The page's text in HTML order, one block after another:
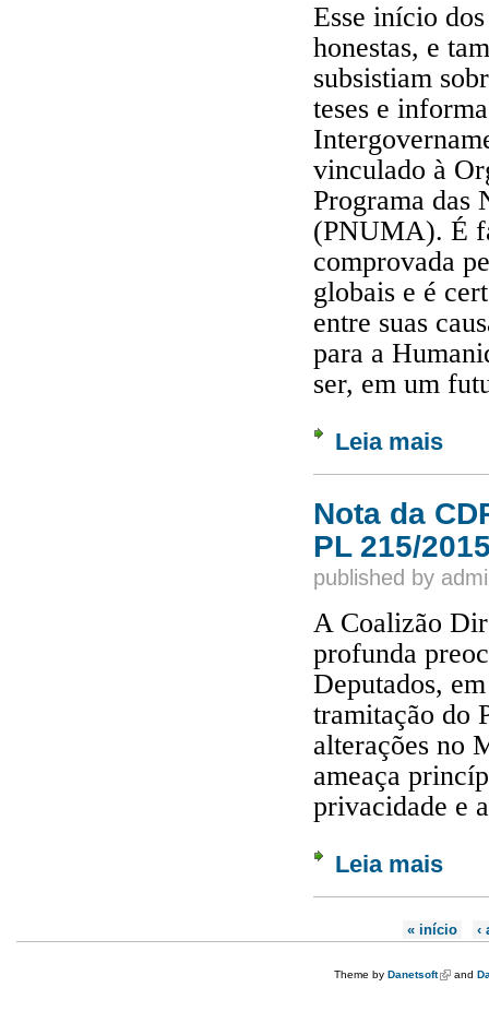
Esse início
honestas, e
subsistiam
teses e
vinculado à
Programa das
(PNUMA). É
comprovada
globais e é
entre suas
para a
ser, em um
Leia mais
Nota da
PL 215/
published by
A Coalizão
profunda
Deputados,
tramitação do
alterações no
ameaça
privacidade e
Leia mais
« início ‹
Theme by Danetsoft(link is
and